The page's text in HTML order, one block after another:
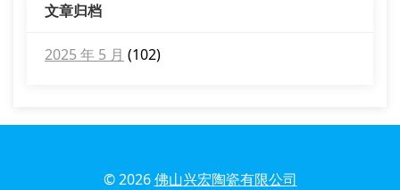
文章归档
2025 年 5 月 (102)
© 2026佛山兴宏陶瓷有限公司